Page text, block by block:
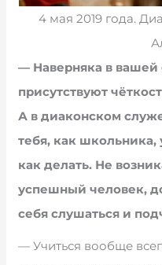
4 мая 2019 года.
— Наверняка в
присутствуют
А в диаконском
тебя, как школьника,
как делать. Не
успешный человек,
себя слушаться и
— Учиться вообще